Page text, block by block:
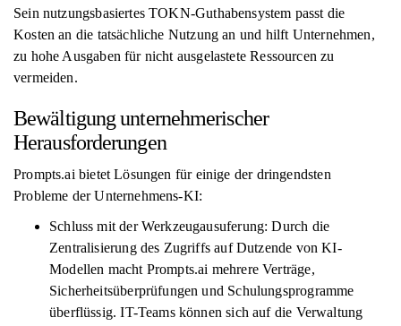
Sein nutzungsbasiertes TOKN-Guthabensystem passt die
Kosten an die tatsächliche Nutzung an und hilft Unternehmen,
zu hohe Ausgaben für nicht ausgelastete Ressourcen zu
vermeiden.
Bewältigung unternehmerischer
Herausforderungen
Prompts.ai bietet Lösungen für einige der dringendsten
Probleme der Unternehmens-KI:
Schluss mit der Werkzeugausuferung: Durch die
Zentralisierung des Zugriffs auf Dutzende von KI-
Modellen macht Prompts.ai mehrere Verträge,
Sicherheitsüberprüfungen und Schulungsprogramme
überflüssig. IT-Teams können sich auf die Verwaltung